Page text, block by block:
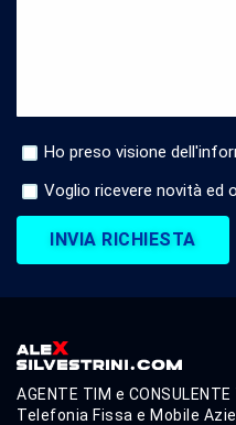
Ho preso visione
Voglio ricevere novità ed
INVIA RICHIESTA
AGENTE TIM e
Telefonia Fissa e Mobile